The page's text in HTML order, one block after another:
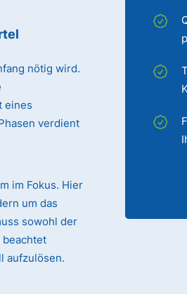
nötig wird.
eines
verdient
im Fokus. Hier
um das
sowohl der
beachtet
aufzulösen.